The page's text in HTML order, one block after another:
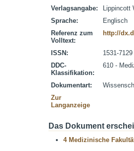
Verlagsangabe:
Lippincott
Sprache:
Englisch
Referenz zum
Volltext:
http://
ISSN:
1531-7129
DDC-
Klassifikation:
610 -
Dokumentart:
Zur
Langanzeige
Das Dokument
4 Medizinische